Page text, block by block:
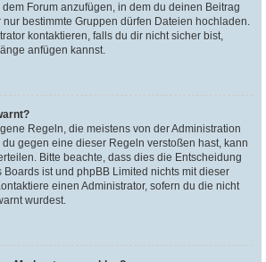
Forum anzufügen, in dem du deinen Beitrag
nur bestimmte Gruppen dürfen Dateien hochladen.
kontaktieren, falls du dir nicht sicher bist,
anfügen kannst.
Regeln, die meistens von der Administration
gegen eine dieser Regeln verstoßen hast, kann
Bitte beachte, dass dies die Entscheidung
ist und phpBB Limited nichts mit dieser
einen Administrator, sofern du die nicht
wurdest.